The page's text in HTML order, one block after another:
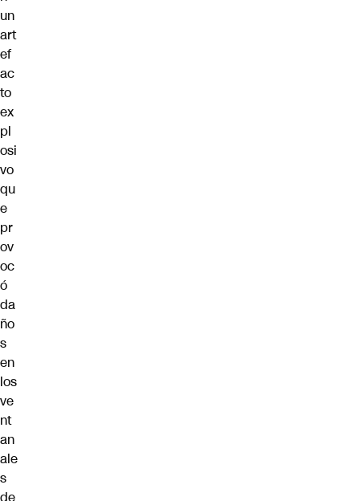
un
art
ef
ac
to
ex
pl
osi
vo
qu
e
pr
ov
oc
ó
da
ño
s
en
los
ve
nt
an
ale
s